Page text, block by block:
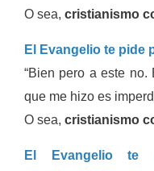
O sea, cristianismo
El Evangelio te pide
“Bien pero a este
que me hizo es
O sea, cristianismo
El Evangelio te